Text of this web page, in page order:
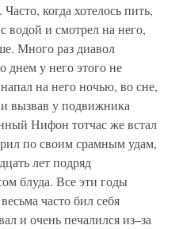
когда хотелось пить,
водой и смотрел на него,
Много раз диавол
днем у него этого не
на него ночью, во сне,
вызвав у подвижника
Нифон тотчас же встал
по своим срамным удам,
лет подряд
блуда. Все эти годы
часто бил себя
и очень печалился из–за